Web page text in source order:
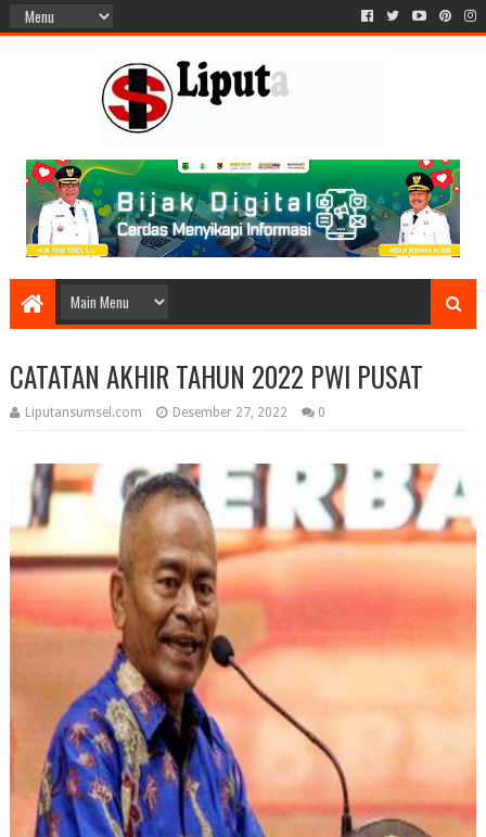
CATATAN AKHIR TAHUN 2022 PWI PUSAT
Liputansumsel.com Desember 27, 2022 0